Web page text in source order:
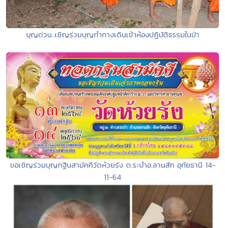
บุญด่วน..เชิญร่วมบุญทำทางเดินเข้าห้องปฏิบัติธรรมในป่า
ขอเชิญร่วมบุญกฐินสามัคคีวัดห้วยรัง ต.ระบำอ.ลานสัก อุทัยธานี 14-
11-64